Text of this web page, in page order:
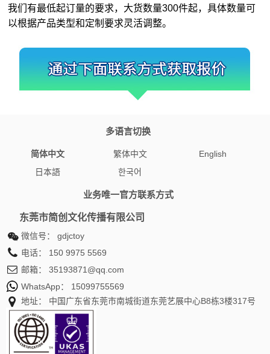
我们有最低起订量的要求，大货数量300件起，具体数量可
以根据产品类型和定制要求灵活调整。
多语言切换
简体中文 繁体中文
English
日本語
한국어
业务唯一官方联系方式
东莞市简创文化传播有限公司
微信号： gdjctoy
电话： 150 9975 5569
邮箱： 35193871@qq.com
WhatsApp： 15099755569
地址： 中国广东省东莞市南城街道东莞艺展中心B8栋3楼317号